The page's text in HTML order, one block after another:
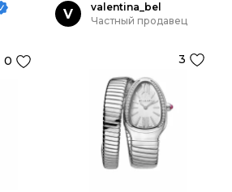
0
V
valentina_bel
Частный продавец
3